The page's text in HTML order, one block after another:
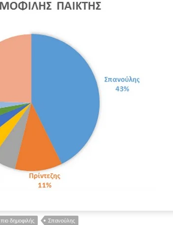
πιο δημοφιλής Σπανούλης